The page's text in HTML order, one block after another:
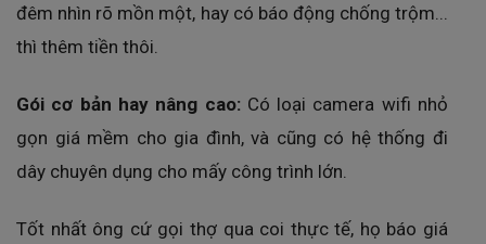
đêm nhìn rõ mồn một, hay có báo động chống trộm...
thì thêm tiền thôi.
Gói cơ bản hay nâng cao: Có loại camera wifi nhỏ
gọn giá mềm cho gia đình, và cũng có hệ thống đi
dây chuyên dụng cho mấy công trình lớn.
Tốt nhất ông cứ gọi thợ qua coi thực tế, họ báo giá